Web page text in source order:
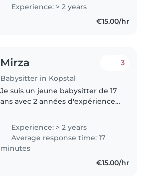
Experience: > 2 years
€15.00/hr
Mirza
Babysitter in Kopstal
3
Je suis un jeune babysitter de 17
ans avec 2 années d'expérience
adolescents. Je parle
couramment 5 langues : anglais,..
Experience: > 2 years
Average response time: 17
minutes
€15.00/hr